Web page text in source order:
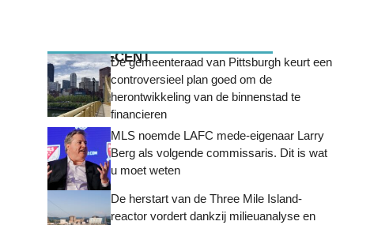
MEEST RECENTDe gemeenteraad van Pittsburgh keurt een
controversieel plan goed om de
herontwikkeling van de binnenstad te
financieren
MLS noemde LAFC mede-eigenaar Larry
Berg als volgende commissaris. Dit is wat
u moet weten
De herstart van de Three Mile Island-
reactor vordert dankzij milieuanalyse en